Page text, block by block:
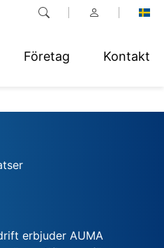
Företag Kontakt
erbjuder AUMA